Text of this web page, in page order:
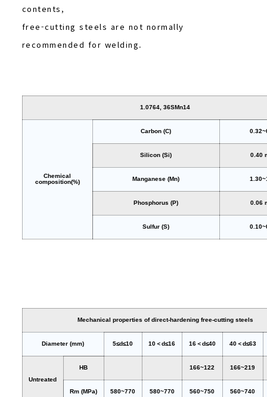
contents,
free-cutting steels are not normally
recommended for welding.
1.0764, 36SMn14
Chemical
composition(%)
Carbon (C)
Silicon (Si) 0.40
Manganese (Mn)
Phosphorus (P) 0.06
Sulfur (S)
Mechanical properties of direct-hardening free-cutting steels
Diameter (mm) 5≤d≤10 10＜d≤16 16＜d≤40 40＜d≤63
Untreated
HB 166~122 166~219
Rm (MPa) 580~770 580~770 560~750 560~740